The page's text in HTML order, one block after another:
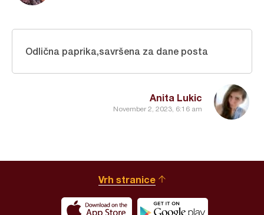
Anita Lukic
November 2, 2023, 6:16 am
Odlična paprika,savršena za dane posta
Vrh stranice